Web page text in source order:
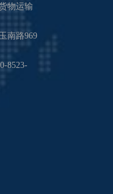
物运输
南路969
8523-